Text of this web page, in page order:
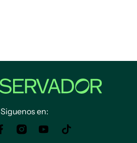
Siguenos en: